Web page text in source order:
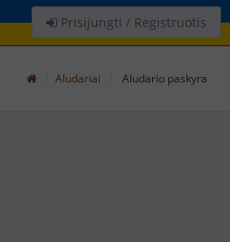
Prisijungti / Registruotis
Aludariai Aludario paskyra